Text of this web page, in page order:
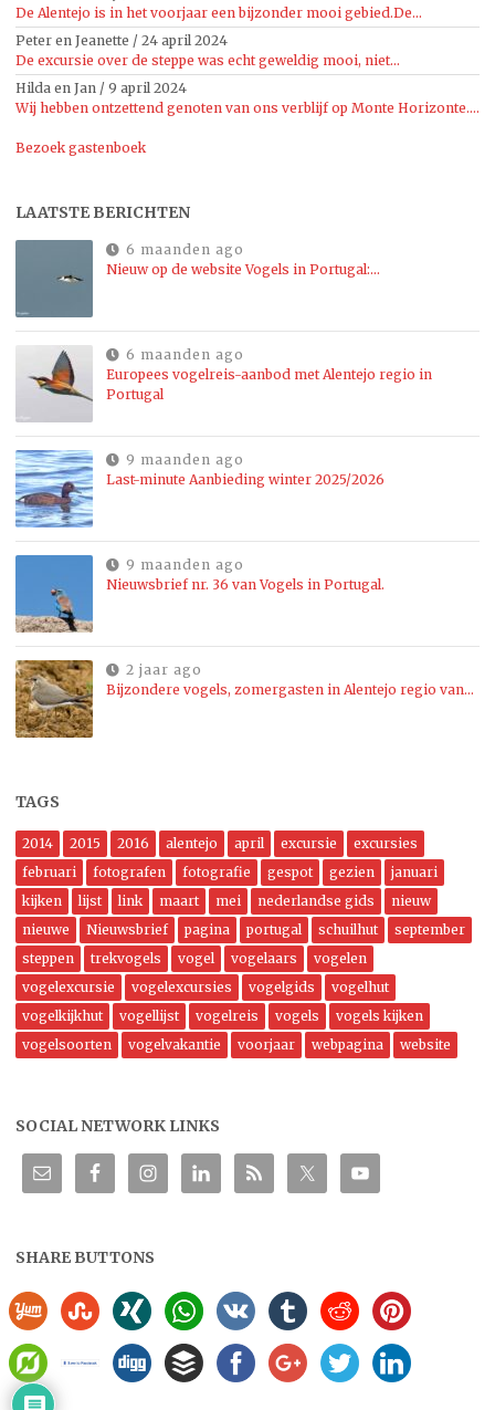
De Alentejo is in het voorjaar een bijzonder mooi gebied.De...
Peter en Jeanette / 24 april 2024
De excursie over de steppe was echt geweldig mooi, niet...
Hilda en Jan / 9 april 2024
Wij hebben ontzettend genoten van ons verblijf op Monte Horizonte....
Bezoek gastenboek
LAATSTE BERICHTEN
6 maanden ago
Nieuw op de website Vogels in Portugal:…
6 maanden ago
Europees vogelreis-aanbod met Alentejo regio in
Portugal
9 maanden ago
Last-minute Aanbieding winter 2025/2026
9 maanden ago
Nieuwsbrief nr. 36 van Vogels in Portugal.
2 jaar ago
Bijzondere vogels, zomergasten in Alentejo regio van…
TAGS
2014 2015 2016 alentejo april excursie
excursies
februari
fotografen fotografie gespot gezien
januari
kijken
lijst link maart mei nederlandse gids
nieuw
nieuwe
Nieuwsbrief pagina portugal schuilhut
september
steppen
trekvogels vogel vogelaars
vogelen
vogelexcursie
vogelexcursies vogelgids
vogelhut
vogelkijkhut
vogellijst vogelreis vogels
vogels kijken
vogelsoorten
vogelvakantie voorjaar webpagina website
SOCIAL NETWORK LINKS
SHARE BUTTONS